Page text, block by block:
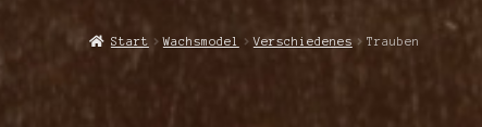
Start Wachsmodel Verschiedenes Trauben